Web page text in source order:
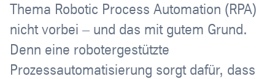
Thema Robotic Process Automation (RPA)
nicht vorbei – und das mit gutem Grund.
Denn eine robotergestützte
Prozessautomatisierung sorgt dafür, dass